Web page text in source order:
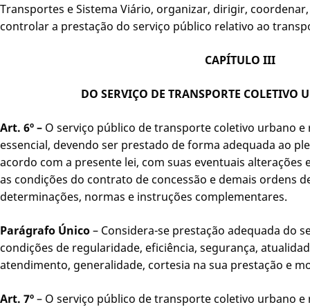
Transportes e Sistema Viário, organizar, dirigir,
controlar a prestação do serviço público relativo ao
CAPÍTULO III
DO SERVIÇO DE TRANSPORTE COLETIVO
Art. 6º – O serviço público de transporte coletivo urbano
essencial, devendo ser prestado de forma adequada ao
acordo com a presente lei, com suas eventuais
as condições do contrato de concessão e demais ordens
determinações, normas e instruções complementares.
Parágrafo Único– Considera-se prestação adequada do
condições de regularidade, eficiência, segurança,
atendimento, generalidade, cortesia na sua prestação e
Art. 7º– O serviço público de transporte coletivo urbano